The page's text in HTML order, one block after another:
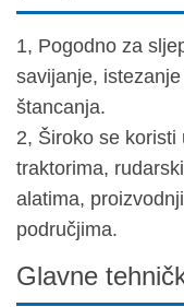
1, Pogodno za
savijanje,
štancanja.
2, Široko se koristi
traktorima,
alatima,
područjima.
Glavne